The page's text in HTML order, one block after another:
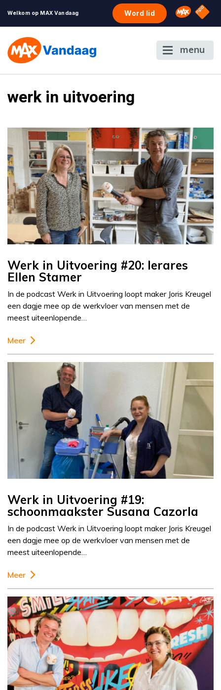
Welkom op MAX Vandaag Word lid Omroep
NPO
menu
werk in uitvoering
Werk in Uitvoering #20: lerares
Ellen Stamer
In de podcast Werk in Uitvoering loopt maker Joris Kreugel
een dagje mee op de werkvloer van mensen met de
meest uiteenlopende…
Meer
Werk in Uitvoering #19:
schoonmaakster Susana Cazorla
In de podcast Werk in Uitvoering loopt maker Joris Kreugel
een dagje mee op de werkvloer van mensen met de
meest uiteenlopende…
Meer